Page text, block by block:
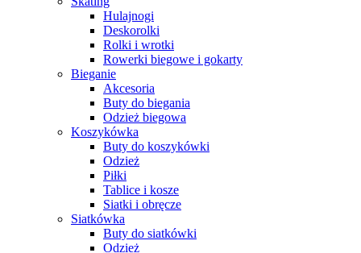
Hulajnogi
Deskorolki
Rolki i wrotki
Rowerki biegowe i gokarty
Bieganie
Akcesoria
Buty do biegania
Odzież biegowa
Koszykówka
Buty do koszykówki
Odzież
Piłki
Tablice i kosze
Siatki i obręcze
Siatkówka
Buty do siatkówki
Odzież